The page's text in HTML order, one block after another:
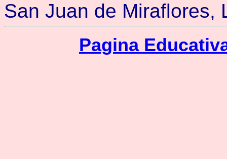
San Juan de Miraflores,
Pagina